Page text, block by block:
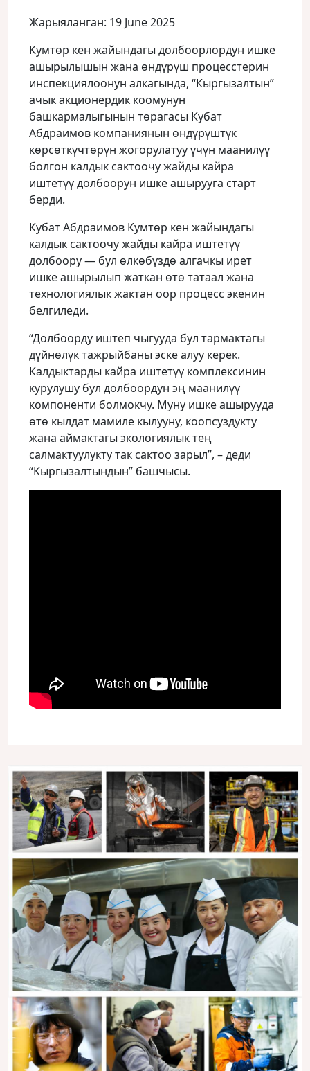
Жарыяланган: 19 June 2025
Кумтөр кен жайындагы долбоорлордун ишке
ашырылышын жана өндүрүш процесстерин
инспекциялоонун алкагында, “Кыргызалтын”
ачык акционердик коомунун
башкармалыгынын төрагасы Кубат
Абдраимов компаниянын өндүрүштүк
көрсөткүчтөрүн жогорулатуу үчүн маанилүү
болгон калдык сактоочу жайды кайра
иштетүү долбоорун ишке ашырууга старт
берди.
Кубат Абдраимов Кумтөр кен жайындагы
калдык сактоочу жайды кайра иштетүү
долбоору — бул өлкөбүздө алгачкы ирет
ишке ашырылып жаткан өтө татаал жана
технологиялык жактан оор процесс экенин
белгиледи.
“Долбоорду иштеп чыгууда бул тармактагы
дүйнөлүк тажрыйбаны эске алуу керек.
Калдыктарды кайра иштетүү комплексинин
курулушу бул долбоордун эң маанилүү
компоненти болмокчу. Муну ишке ашырууда
өтө кылдат мамиле кылууну, коопсуздукту
жана аймактагы экологиялык тең
салмактуулукту так сактоо зарыл”, – деди
“Кыргызалтындын” башчысы.